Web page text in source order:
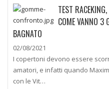
TEST
COME VANNO 3
BAGNATO
02/08/2021
I copertoni devono essere
amatori, e infatti quando
con le Vit…